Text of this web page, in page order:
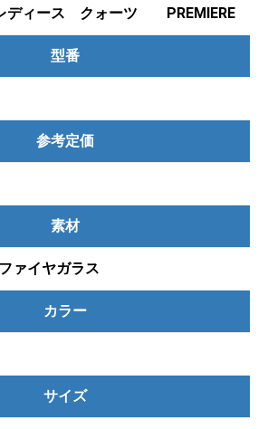
ディース クォーツ PREMIERE
型番
参考定価
素材
イヤガラス
カラー
サイズ